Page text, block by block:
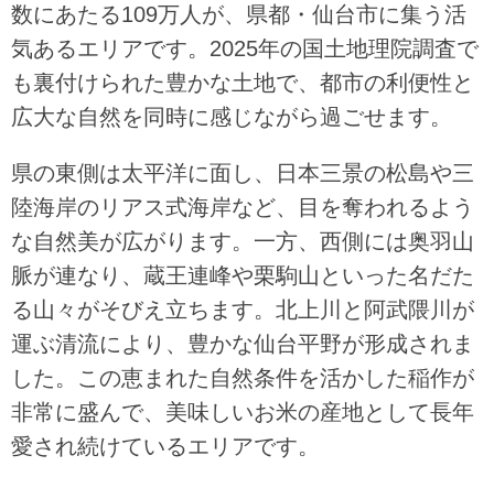
数にあたる109万人が、県都・仙台市に集う活
気あるエリアです。2025年の国土地理院調査で
も裏付けられた豊かな土地で、都市の利便性と
広大な自然を同時に感じながら過ごせます。
県の東側は太平洋に面し、日本三景の松島や三
陸海岸のリアス式海岸など、目を奪われるよう
な自然美が広がります。一方、西側には奥羽山
脈が連なり、蔵王連峰や栗駒山といった名だた
る山々がそびえ立ちます。北上川と阿武隈川が
運ぶ清流により、豊かな仙台平野が形成されま
した。この恵まれた自然条件を活かした稲作が
非常に盛んで、美味しいお米の産地として長年
愛され続けているエリアです。